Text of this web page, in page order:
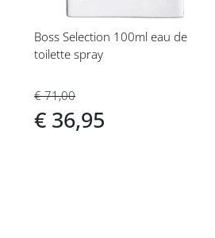
Boss Selection 100ml eau de
toilette spray
€ 71,00
€ 36,95